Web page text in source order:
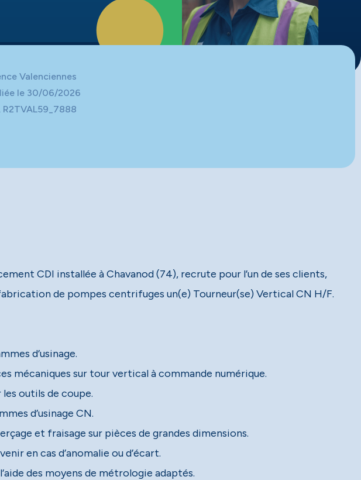
Valenciennes
le 30/06/2026
R2TVAL59_7888
CDI installée à Chavanod (74), recrute pour l’un de ses clients,
de pompes centrifuges un(e) Tourneur(se) Vertical CN H/F.
d’usinage.
mécaniques sur tour vertical à commande numérique.
outils de coupe.
d’usinage CN.
et fraisage sur pièces de grandes dimensions.
en cas d’anomalie ou d’écart.
des moyens de métrologie adaptés.